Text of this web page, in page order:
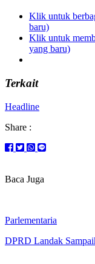
Klik untuk
baru)
Klik untuk
yang baru)
Terkait
Headline
Share :
Baca Juga
Parlementaria
DPRD Landak